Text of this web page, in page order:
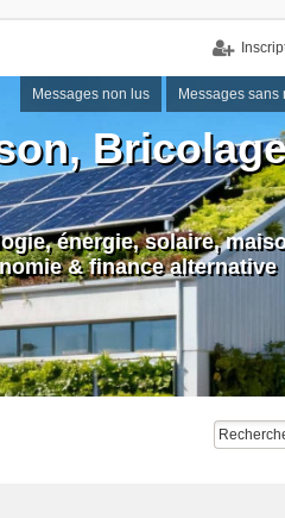
Messages non lus Messages sans
énergie, solaire,
& finance alternative